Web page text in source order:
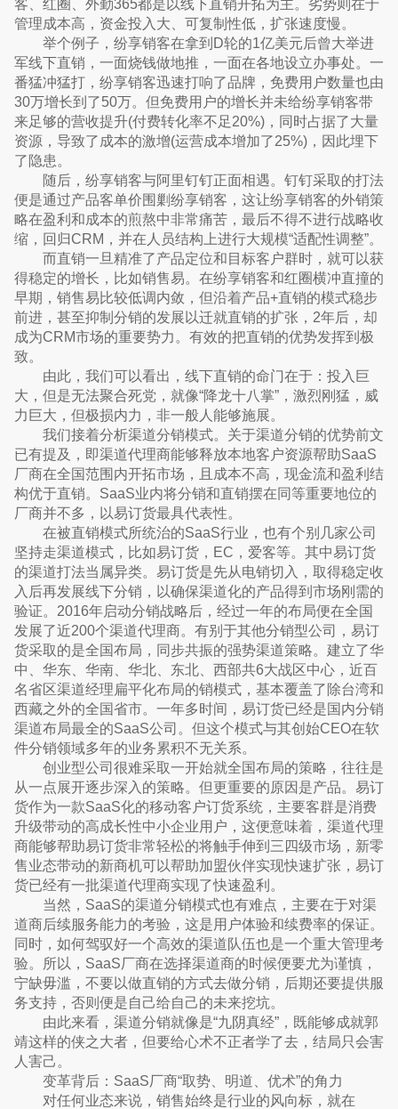
客、红圈、外勤365都是以线下直销开拓为主。劣势则在于
管理成本高，资金投入大、可复制性低，扩张速度慢。
举个例子，纷享销客在拿到D轮的1亿美元后曾大举进
军线下直销，一面烧钱做地推，一面在各地设立办事处。一
番猛冲猛打，纷享销客迅速打响了品牌，免费用户数量也由
30万增长到了50万。但免费用户的增长并未给纷享销客带
来足够的营收提升(付费转化率不足20%)，同时占据了大量
资源，导致了成本的激增(运营成本增加了25%)，因此埋下
了隐患。
随后，纷享销客与阿里钉钉正面相遇。钉钉采取的打法
便是通过产品客单价围剿纷享销客，这让纷享销客的外销策
略在盈利和成本的煎熬中非常痛苦，最后不得不进行战略收
缩，回归CRM，并在人员结构上进行大规模“适配性调整”。
而直销一旦精准了产品定位和目标客户群时，就可以获
得稳定的增长，比如销售易。在纷享销客和红圈横冲直撞的
早期，销售易比较低调内敛，但沿着产品+直销的模式稳步
前进，甚至抑制分销的发展以迁就直销的扩张，2年后，却
成为CRM市场的重要势力。有效的把直销的优势发挥到极
致。
由此，我们可以看出，线下直销的命门在于：投入巨
大，但是无法聚合死党，就像“降龙十八掌”，激烈刚猛，威
力巨大，但极损内力，非一般人能够施展。
我们接着分析渠道分销模式。关于渠道分销的优势前文
已有提及，即渠道代理商能够释放本地客户资源帮助SaaS
厂商在全国范围内开拓市场，且成本不高，现金流和盈利结
构优于直销。SaaS业内将分销和直销摆在同等重要地位的
厂商并不多，以易订货最具代表性。
在被直销模式所统治的SaaS行业，也有个别几家公司
坚持走渠道模式，比如易订货，EC，爱客等。其中易订货
的渠道打法当属异类。易订货是先从电销切入，取得稳定收
入后再发展线下分销，以确保渠道化的产品得到市场刚需的
验证。2016年启动分销战略后，经过一年的布局便在全国
发展了近200个渠道代理商。有别于其他分销型公司，易订
货采取的是全国布局，同步共振的强势渠道策略。建立了华
中、华东、华南、华北、东北、西部共6大战区中心，近百
名省区渠道经理扁平化布局的销模式，基本覆盖了除台湾和
西藏之外的全国省市。一年多时间，易订货已经是国内分销
渠道布局最全的SaaS公司。但这个模式与其创始CEO在软
件分销领域多年的业务累积不无关系。
创业型公司很难采取一开始就全国布局的策略，往往是
从一点展开逐步深入的策略。但更重要的原因是产品。易订
货作为一款SaaS化的移动客户订货系统，主要客群是消费
升级带动的高成长性中小企业用户，这便意味着，渠道代理
商能够帮助易订货非常轻松的将触手伸到三四级市场，新零
售业态带动的新商机可以帮助加盟伙伴实现快速扩张，易订
货已经有一批渠道代理商实现了快速盈利。
当然，SaaS的渠道分销模式也有难点，主要在于对渠
道商后续服务能力的考验，这是用户体验和续费率的保证。
同时，如何驾驭好一个高效的渠道队伍也是一个重大管理考
验。所以，SaaS厂商在选择渠道商的时候便要尤为谨慎，
宁缺毋滥，不要以做直销的方式去做分销，后期还要提供服
务支持，否则便是自己给自己的未来挖坑。
由此来看，渠道分销就像是“九阴真经”，既能够成就郭
靖这样的侠之大者，但要给心术不正者学了去，结局只会害
人害己。
变革背后：SaaS厂商“取势、明道、优术”的角力
对任何业态来说，销售始终是行业的风向标，就在